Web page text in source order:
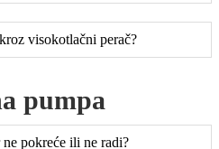
visokotlačni perač?
pumpa
ne pokreće ili ne radi?